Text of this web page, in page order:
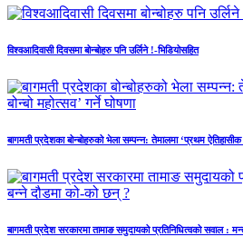
विश्वआदिवासी दिवसमा बोन्बोहरु पनि उर्लिने !-भिडियोसहित
बागमती प्रदेशका बोन्बोहरुको भेला सम्पन्न: तेमालमा ‘प्रथम ऐतिहासीक
बागमती प्रदेश सरकारमा तामाङ समुदायको प्रतिनिधित्वको सवाल :